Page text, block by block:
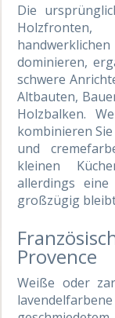
Die
dominieren,
schwere
Altbauten,
Holzbalken.
kombinieren
und
kleinen
allerdings
großzügig
Provence
Weiße oder